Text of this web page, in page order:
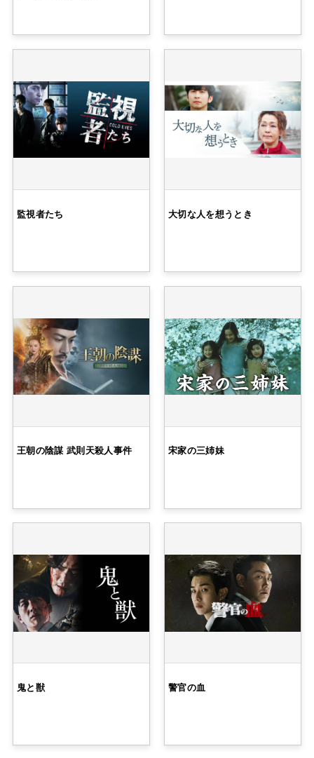
監視者たち 大切な人を想うとき
王朝の陰謀 武則天殺人事件 宋家の三姉妹
鬼と獣 警官の血